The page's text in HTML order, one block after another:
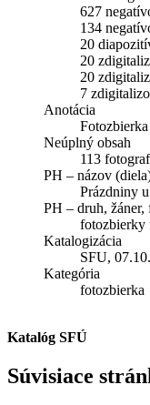
627
134
20
20
20
7
Anotácia
Neúplný obsah
113
PH – názov
Prázdniny
PH – druh, žáner,
fotozbierky
Katalogizácia
SFU,
Kategória
fotozbierka
Katalóg SFÚ
Súvisiace